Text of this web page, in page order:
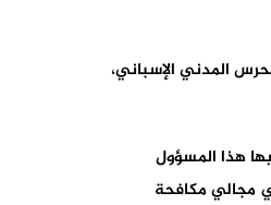
المدني الإسباني،
هذا المسؤول
مجالي مكافحة